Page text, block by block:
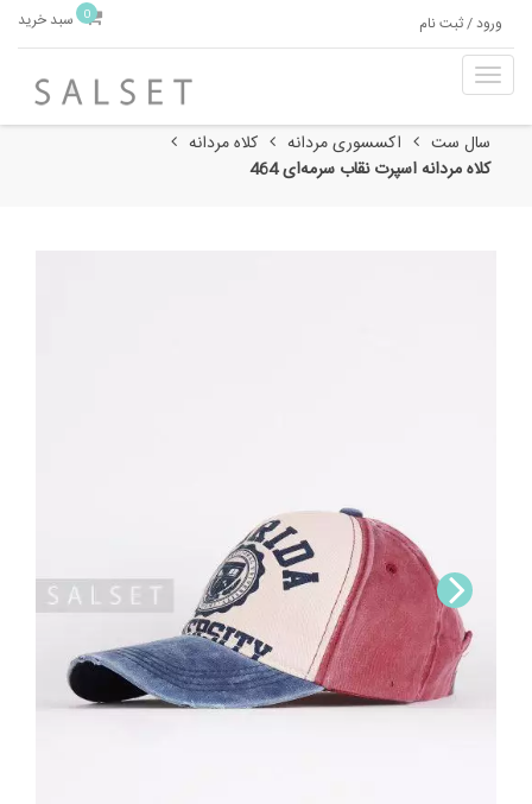
ورود / ثبت نام 0 سبد خرید
T
o
g
g
l
سال ست اکسسوری مردانه
کلاه مردانه
کلاه مردانه اسپرت نقاب سرمه‌ای 464
Nex
t